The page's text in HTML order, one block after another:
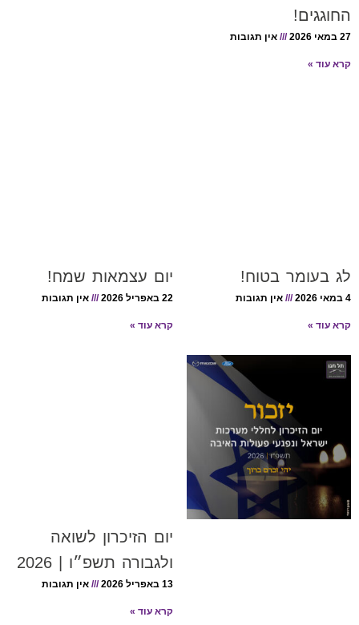
החוגגים!
27 במאי 2026 אין תגובות
קרא עוד »
לג בעומר בטוח!
אין תגובות
קרא עוד »
יום עצמאות שמח!
22 באפריל 2026 אין תגובות
קרא עוד »
יום הזיכרון לשואה
ולגבורה תשפ״ו | 2026
13 באפריל 2026 אין תגובות
קרא עוד »